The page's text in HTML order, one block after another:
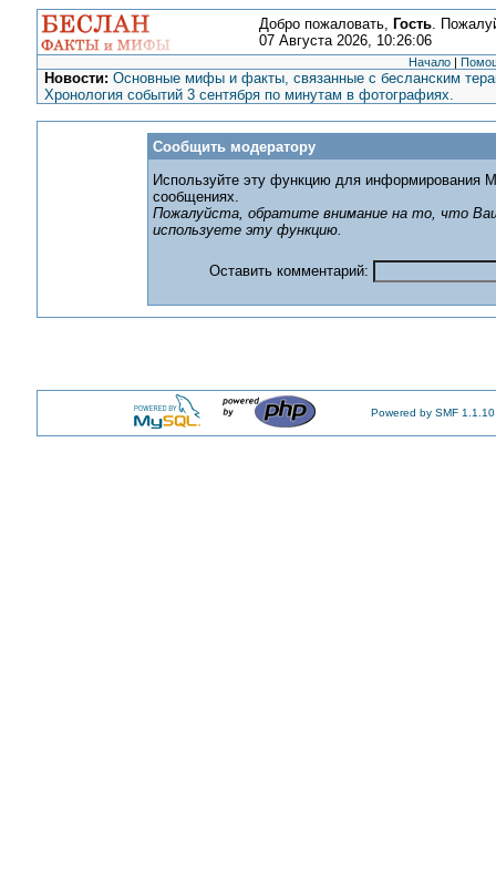
Добро пожаловать, Гость.
07 Августа 2026, 10:26:06
Начало |
Новости: Основные мифы и факты, связанные с бесланским
Хронология событий 3 сентября по минутам в фотографиях.
Сообщить модератору
Используйте эту функцию для информирования
сообщениях.
Пожалуйста, обратите внимание на то, что
используете эту функцию.
Оставить комментарий:
Powered by SMF 1.1.10